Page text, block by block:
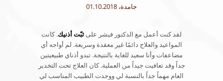
جامدة، 01.10.2018
لقد كنت أعمل مع الدكتور فيشر على ثبّت أذنيك. كانت
المواعيد والعلاج دائمًا غير معقدة وسريعة. لم أواجه أي
مضاعفات وأنا سعيد للغاية بالنتيجة. تبدو أذناي طبيعيتين
جداً وقد تعافيت جيداً من العملية. كان العلاج تحت التخدير
العام مهماً جداً بالنسبة لي ووجدت الطبيب المناسب لي